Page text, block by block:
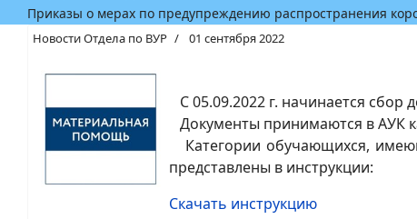
Приказы о мерах по предупреждению распространения
Новости Отдела по ВУР 01 сентября 2022
С 05.09.2022 г. начинается
Документы принимаются в АУК
Категории обучающихся,
представлены в инструкции:
Скачать инструкцию